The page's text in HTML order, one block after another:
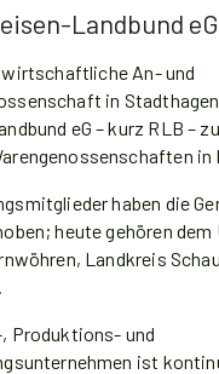
Landbund
An- und
in
eG – kurz RLB –
in
haben die
heute gehören
Landkreis
Produktions- und
ist